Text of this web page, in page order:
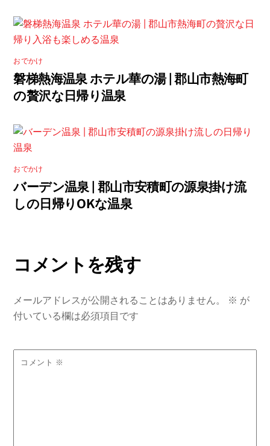
おでかけ
磐梯熱海温泉 ホテル華の湯 | 郡山市熱海町
の贅沢な日帰り温泉
おでかけ
バーデン温泉 | 郡山市安積町の源泉掛け流
しの日帰りOKな温泉
コメントを残す
メールアドレスが公開されることはありません。 ※ が
付いている欄は必須項目です
コメント ※